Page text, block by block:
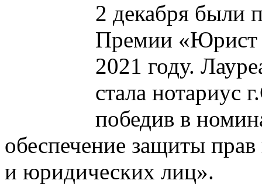
2 декабря были
Премии «Юрист
2021 году.
стала нотариус
победив в
обеспечение защиты
и юридических лиц».